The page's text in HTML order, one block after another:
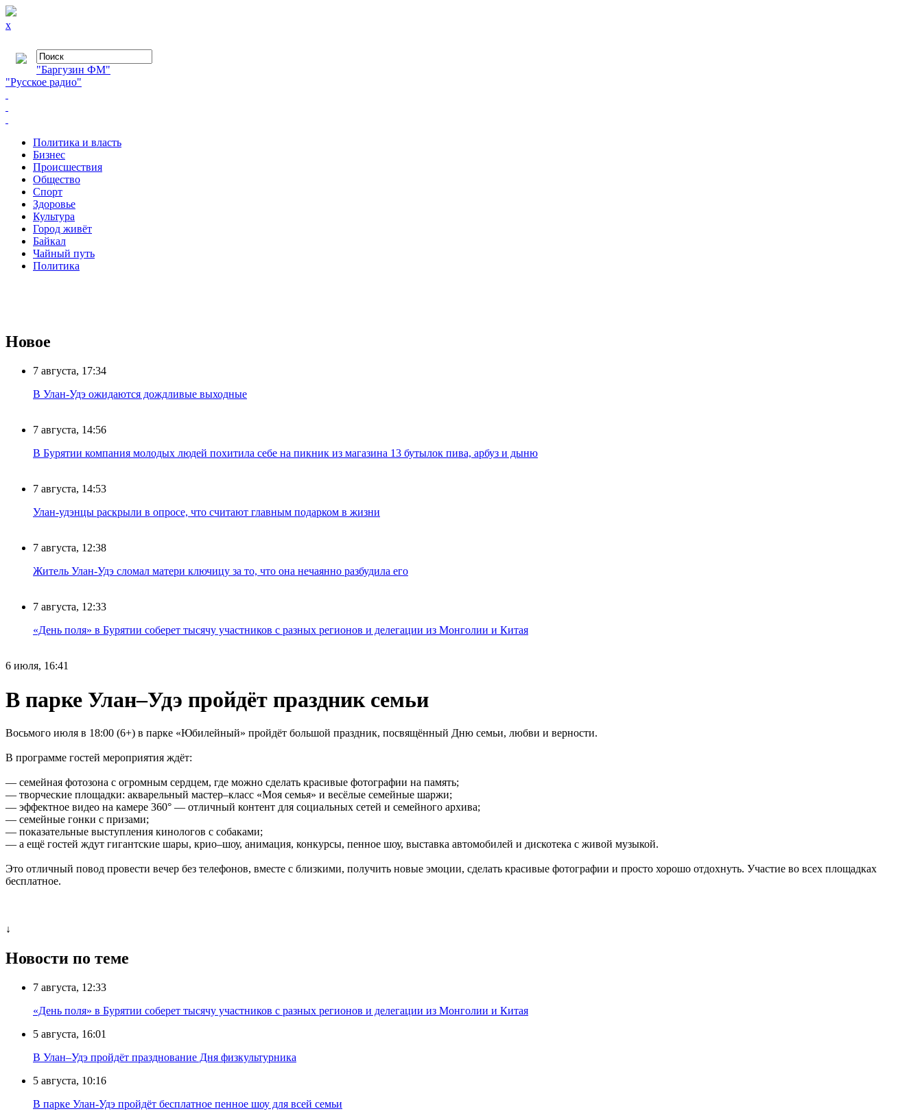
x
"Баргузин ФМ"
"Русское радио"
Политика и власть
Бизнес
Происшествия
Общество
Cпорт
Здоровье
Культура
Город живёт
Байкал
Чайный путь
Политика
Новое
7 августа, 17:34
В Улан-Удэ ожидаются дождливые выходные
7 августа, 14:56
В Бурятии компания молодых людей похитила себе на пикник из магазина 13 бутылок пива, арбуз и дыню
7 августа, 14:53
Улан-удэнцы раскрыли в опросе, что считают главным подарком в жизни
7 августа, 12:38
Житель Улан-Удэ сломал матери ключицу за то, что она нечаянно разбудила его
7 августа, 12:33
«День поля» в Бурятии соберет тысячу участников с разных регионов и делегации из Монголии и Китая
6 июля, 16:41
В парке Улан–Удэ пройдёт праздник семьи
Восьмого июля в 18:00 (6+) в парке «Юбилейный» пройдёт большой праздник, посвящённый Дню семьи, любви и верности.
В программе гостей мероприятия ждёт:
— семейная фотозона с огромным сердцем, где можно сделать красивые фотографии на память;
— творческие площадки: акварельный мастер–класс «Моя семья» и весёлые семейные шаржи;
— эффектное видео на камере 360° — отличный контент для социальных сетей и семейного архива;
— семейные гонки с призами;
— показательные выступления кинологов с собаками;
— а ещё гостей ждут гигантские шары, крио–шоу, анимация, конкурсы, пенное шоу, выставка автомобилей и дискотека с живой музыкой.
Это отличный повод провести вечер без телефонов, вместе с близкими, получить новые эмоции, сделать красивые фотографии и просто хорошо отдохнуть. Участие во всех площадках
бесплатное.
↓
Новости по теме
7 августа, 12:33
«День поля» в Бурятии соберет тысячу участников с разных регионов и делегации из Монголии и Китая
5 августа, 16:01
В Улан–Удэ пройдёт празднование Дня физкультурника
5 августа, 10:16
В парке Улан-Удэ пройдёт бесплатное пенное шоу для всей семьи